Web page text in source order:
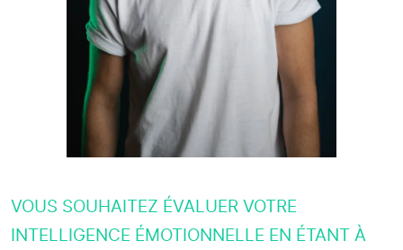
VOUS SOUHAITEZ ÉVALUER VOTRE
INTELLIGENCE ÉMOTIONNELLE EN ÉTANT À